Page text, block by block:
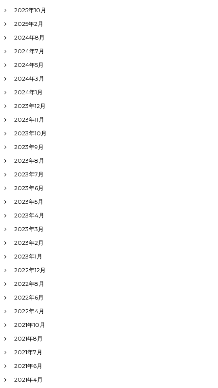
2025年10月
2025年2月
2024年8月
2024年7月
2024年5月
2024年3月
2024年1月
2023年12月
2023年11月
2023年10月
2023年9月
2023年8月
2023年7月
2023年6月
2023年5月
2023年4月
2023年3月
2023年2月
2023年1月
2022年12月
2022年8月
2022年6月
2022年4月
2021年10月
2021年8月
2021年7月
2021年6月
2021年4月